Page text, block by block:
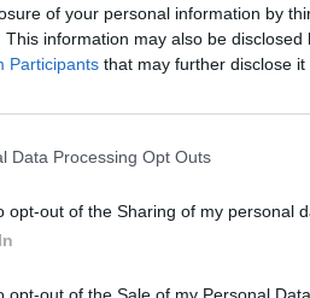
of your personal information by
This information may also be
Participants that may further disclose it
Data Processing Opt Outs
opt-out of the Sharing of my personal
opt-out of the Sale of my Personal Data.
en aquesta llista certifica
íntegrament a
ajudar als més joves".
el desenvolupament de
d’estalvi.